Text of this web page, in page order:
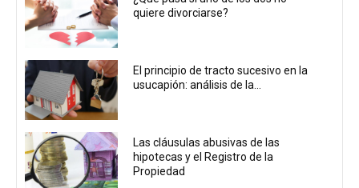
quiere divorciarse?
El principio de tracto sucesivo en la
usucapión: análisis de la...
Las cláusulas abusivas de las
hipotecas y el Registro de la
Propiedad